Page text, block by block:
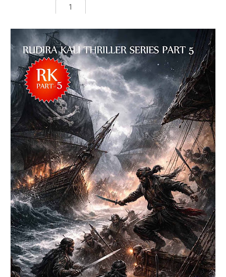
രുധിരകാളി' എന്ന ബൃഹദ് നോവല്‍ വിനോദ്
നാരായണന്‍ ഒരുക്കിയിരിക്കുന്നത് അഞ്ച്
പുസ്തകങ്ങളിലായിട്ടാണ്. 1930 കളില്‍ കേരളം
ഉണ്ടായിരുന്നില്ല. പകരം പശ്ചിമഘട്ടത്തിനിപ്പുറത്ത്
ഏതാനും നാട്ടുരാജ്യങ്ങളിലായി മലനാട്
ചിതറക്കിടക്കുകയായിരുന്നു. അക്കാലത്തെ മലനാടിനെ
ADD TO CART